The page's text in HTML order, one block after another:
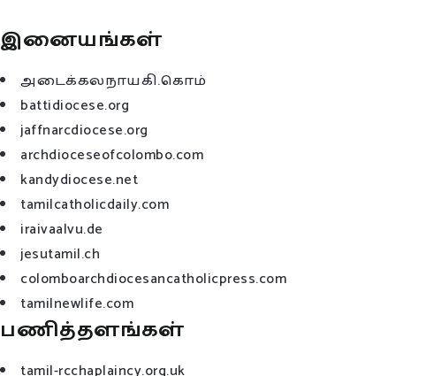
இனையங்கள்
அடைக்கலநாயகி.கொம்
battidiocese.org
jaffnarcdiocese.org
archdioceseofcolombo.com
kandydiocese.net
tamilcatholicdaily.com
iraivaalvu.de
jesutamil.ch
colomboarchdiocesancatholicpress.com
tamilnewlife.com
பணித்தளங்கள்
tamil-rcchaplaincy.org.uk